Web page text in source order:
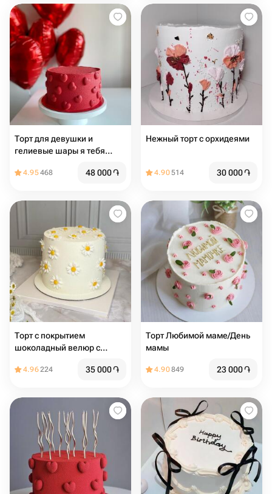
Торт для девушки и
гелиевые шары я тебя
4.95468 48 000֏
Нежный торт с орхидеями
4.90514 30 000֏
Торт с покрытием
шоколадный велюр с
день рождения, девушке,
4.96224 35 000֏
Торт Любимой маме/День
мамы
4.90849 23 000֏